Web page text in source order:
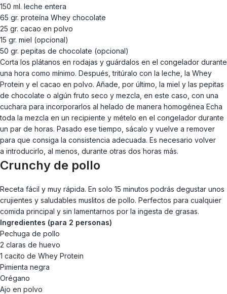
150 ml. leche entera
65 gr. proteína Whey chocolate
25 gr. cacao en polvo
15 gr. miel (opcional)
50 gr. pepitas de chocolate (opcional)
Corta los plátanos en rodajas y guárdalos en el congelador durante
una hora como mínimo. Después, tritúralo con la leche, la Whey
Protein y el cacao en polvo. Añade, por último, la miel y las pepitas
de chocolate o algún fruto seco y mezcla, en este caso, con una
cuchara para incorporarlos al helado de manera homogénea Echa
toda la mezcla en un recipiente y mételo en el congelador durante
un par de horas. Pasado ese tiempo, sácalo y vuelve a remover
para que consiga la consistencia adecuada. Es necesario volver
a introducirlo, al menos, durante otras dos horas más.
Crunchy de pollo
Receta fácil y muy rápida. En solo 15 minutos podrás degustar unos
crujientes y saludables muslitos de pollo. Perfectos para cualquier
comida principal y sin lamentarnos por la ingesta de grasas.
Ingredientes (para 2 personas)
Pechuga de pollo
2 claras de huevo
1 cacito de Whey Protein
Pimienta negra
Orégano
Ajo en polvo